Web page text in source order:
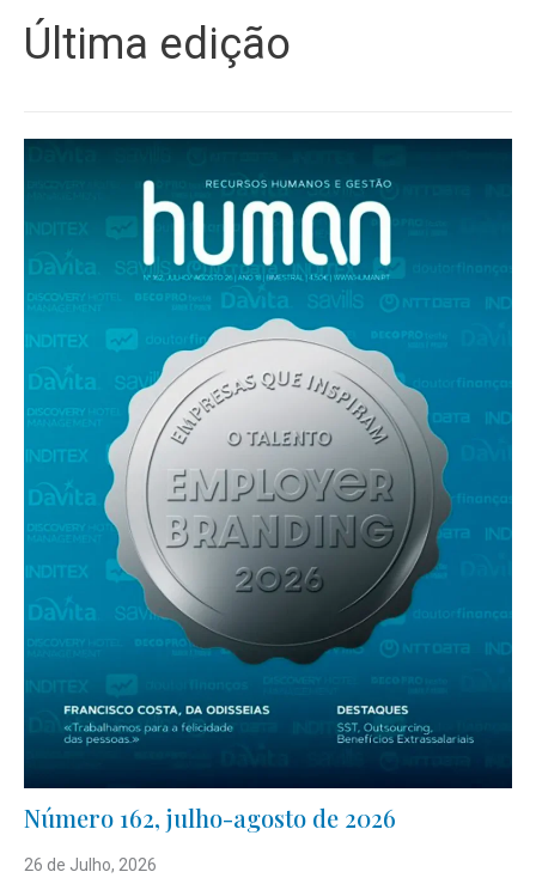
Última edição
Número 162, julho-agosto de 2026
26 de Julho, 2026